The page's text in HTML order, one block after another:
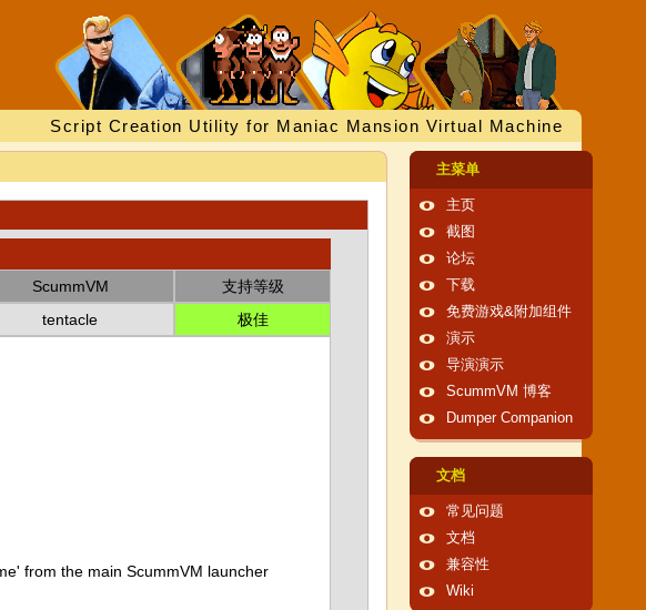
Script Creation Utility for Maniac Mansion Virtual Machine
ScummVM
支持等级
tentacle 极佳
from the main ScummVM launcher
主菜单
主页
截图
论坛
下载
免费游戏&附加组件
演示
导演演示
ScummVM 博客
Dumper Companion
文档
常见问题
文档
兼容性
Wiki